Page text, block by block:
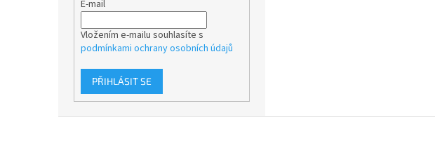
E-mail
Vložením e-mailu souhlasíte s
podmínkami ochrany osobních údajů
PŘIHLÁSIT SE